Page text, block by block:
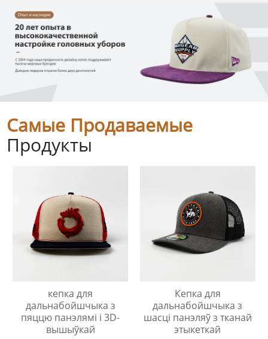
Самые Продаваемые
Продукты
кепка для
дальнабойшчыка з
пяццю панэлямі і 3D-
вышыўкай
Кепка для
дальнабойшчыка з
шасці панэляў з тканай
этыкеткай